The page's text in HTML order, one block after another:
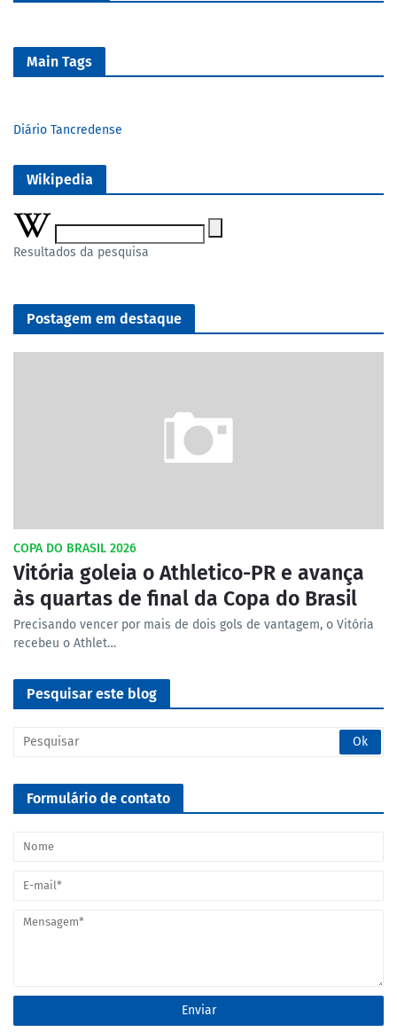
Main Tags
Diário Tancredense
Wikipedia
Resultados da pesquisa
Postagem em destaque
COPA DO BRASIL 2026
Vitória goleia o Athletico-PR e avança
às quartas de final da Copa do Brasil
Precisando vencer por mais de dois gols de vantagem, o Vitória
recebeu o Athlet…
Pesquisar este blog
Formulário de contato